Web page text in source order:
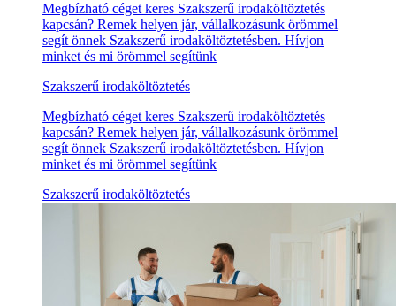
Megbízható céget keres Szakszerű irodaköltöztetés
kapcsán? Remek helyen jár, vállalkozásunk örömmel
segít önnek Szakszerű irodaköltöztetésben. Hívjon
minket és mi örömmel segítünk
Szakszerű irodaköltöztetés
Megbízható céget keres Szakszerű irodaköltöztetés
kapcsán? Remek helyen jár, vállalkozásunk örömmel
segít önnek Szakszerű irodaköltöztetésben. Hívjon
minket és mi örömmel segítünk
Szakszerű irodaköltöztetés